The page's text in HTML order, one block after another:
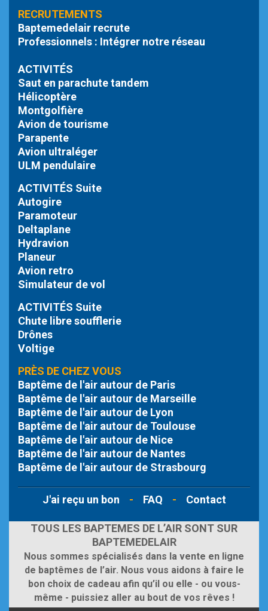
RECRUTEMENTS
Baptemedelair recrute
Professionnels : Intégrer notre réseau
ACTIVITÉS
Saut en parachute tandem
Hélicoptère
Montgolfière
Avion de tourisme
Parapente
Avion ultraléger
ULM pendulaire
ACTIVITÉS Suite
Autogire
Paramoteur
Deltaplane
Hydravion
Planeur
Avion retro
Simulateur de vol
ACTIVITÉS Suite
Chute libresoufflerie
Drônes
Voltige
PRÈS DE CHEZ VOUS
Baptême de l'air autour de Paris
Baptême de l'air autour de Marseille
Baptême de l'air autour de Lyon
Baptême de l'air autour de Toulouse
Baptême de l'air autour de Nice
Baptême de l'air autour de Nantes
Baptême de l'air autour de Strasbourg
J'ai reçu un bon - FAQ - Contact
TOUS LES BAPTEMES DE L’AIR SONT SUR
BAPTEMEDELAIR
Nous sommes spécialisés dans la vente en ligne
de baptêmes de l’air. Nous vous aidons à faire le
bon choix de cadeau afin qu’il ou elle - ou vous-
même - puissiez aller au bout de vos rêves !